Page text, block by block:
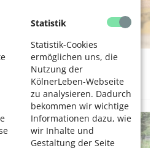
Statistik
Statistik-Cookies
ermöglichen uns, die
Nutzung der
KölnerLeben-Webseite
zu analysieren. Dadurch
bekommen wir wichtige
Informationen dazu, wie
wir Inhalte und
Gestaltung der Seite
Überblick